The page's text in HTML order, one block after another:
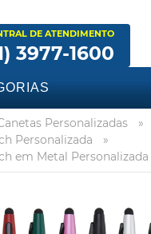
DE ATENDIMENTO
3977-1600
Personalizadas
»
Personalizada
»
em Metal Personalizada